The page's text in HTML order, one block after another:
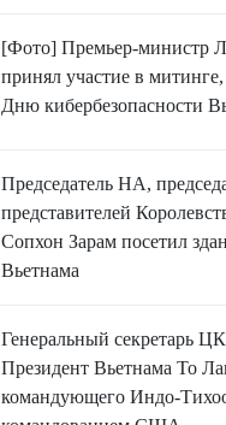
[Фото] Премьер-министр
принял участие в
Дню кибербезопасности
Председатель НА,
представителей
Сопхон Зарам посетил
Вьетнама
Генеральный секретарь
Президент Вьетнама То
командующего Индо-